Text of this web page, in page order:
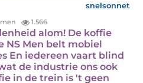
snelsonnet
1.566
alom! De koffie
NS Men belt mobiel
En iedereen vaart blind
de industrie ons ook
in de trein is 't geen